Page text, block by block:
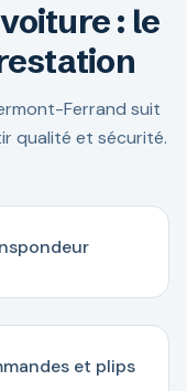
: le
Ferrand suit
qualité et sécurité.
et plips